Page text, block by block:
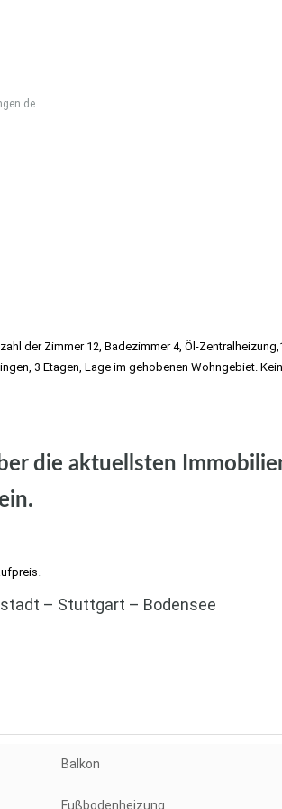
der Zimmer 12, Badezimmer 4, Öl-
3 Etagen, Lage im gehobenen Wohngebiet. Kein
die aktuellsten
.
– Stuttgart – Bodensee
Balkon
Fußbodenheizung